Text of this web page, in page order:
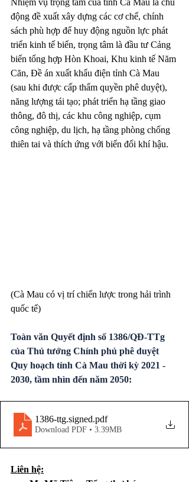
Nhiệm vụ trọng tâm của tỉnh Cà Mau là chủ
động đề xuất xây dựng các cơ chế, chính
sách phù hợp để huy động nguồn lực phát
triển kinh tế biển, trọng tâm là đầu tư Cảng
biển tổng hợp Hòn Khoai, Khu kinh tế Năm
Căn, Đề án xuất khẩu điện tỉnh Cà Mau
(sau khi được cấp thẩm quyền phê duyệt),
năng lượng tái tạo; phát triển hạ tầng giao
thông, đô thị, các khu công nghiệp, cụm
công nghiệp, du lịch, hạ tầng phòng chống
thiên tai và thích ứng với biến đổi khí hậu.
(Cà Mau có vị trí chiến lược trong hải trình
quốc tế)
Toàn văn Quyết định số 1386/QĐ-TTg
của Thủ tướng Chính phủ phê duyệt
Quy hoạch tỉnh Cà Mau thời kỳ 2021 -
2030, tầm nhìn đến năm 2050:
1386-ttg.signed.pdf
Download PDF • 3.39MB
Liên hệ: